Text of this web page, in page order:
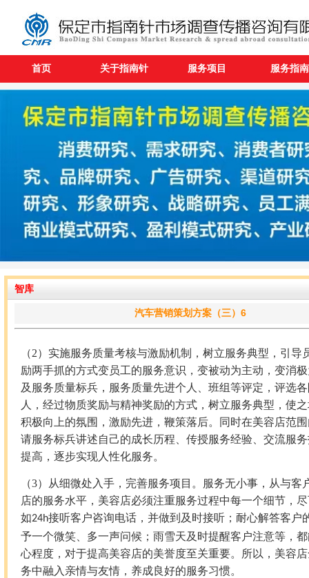
首页 关于指南针 服务项目 服务指南
智库
汽车营销策划方案（三）6
（2） 实施服务质量考核与激励机制，树立服务典型，引导
励两手抓的方式变员工的服务意识，变被动为主动，变消
及服务质量标兵，服务质量先进个人、班组等评定，评选
人，经过物质奖励与精神奖励的方式，树立服务典型，使
积极向上的氛围，激励先进，鞭策落后。同时在美容店范
请服务标兵讲述自己的成长历程、传授服务经验、交流服
提高，逐步实现人性化服务。
（3）
从细微处入手，完善服务项目。服务无小事，从与客
店的服务水平，美容店必须注重服务过程中每一个细节，
如24h接听客户咨询电话，并做到及时接听；耐心解答客户
予一个微笑、多一声问候；雨雪天及时提醒客户注意等，
心程度，对于提高美容店的美誉度至关重要。所以，美容
务中融入亲情与友情，养成良好的服务习惯。